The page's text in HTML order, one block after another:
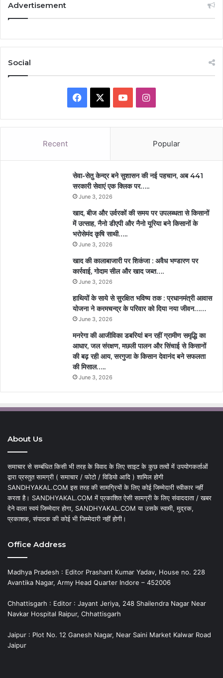
Advertisement
Social
Facebook YouTubeInstagram
Recent Popular
सेवा-सेतु केन्द्र बने सुशासन की नई पहचान, अब 441
सरकारी सेवाएं एक क्लिक पर…..
June 3, 2026
खाद, बीज और उर्वरकों की समय पर उपलब्धता से किसानों
में उत्साह, नैनो डीएपी और नैनो यूरिया बने किसानों के
भरोसेमंद कृषि साथी…..
June 3, 2026
खाद की कालाबाजारी पर शिकंजा : अवैध भण्डारण पर
कार्रवाई, गोदाम सील और खाद जब्त….
June 3, 2026
हाथियों के साये से सुरक्षित भविष्य तक : प्रधानमंत्री आवास
योजना ने करमचन्द्र के परिवार को दिया नया जीवन……
June 3, 2026
मनरेगा की आजीविका डबरियां बन रहीं ग्रामीण समृद्धि का
आधार, जल संरक्षण, मछली पालन और सिंचाई से किसानों
की बढ़ रही आय, सरगुजा के किसान देवानंद बने सफलता
की मिसाल…..
June 3, 2026
About Us
समाचार से सम्बंधित किसी भी तरह के विवाद के लिए साइट के कुछ तत्वों में उपयोगकर्ताओं
द्वारा प्रस्तुत सामग्री ( समाचार / फोटो / विडियो आदि ) शामिल होगी
SANDHYAKAL.COM इस तरह की सामग्रियों के लिए कोई जिम्मेदारी स्वीकार नहीं
करता है। SANDHYAKAL.COM में प्रकाशित ऐसी सामग्री के लिए संवाददाता / खबर
देने वाला स्वयं जिम्मेदार होगा, SANDHYAKAL.COM या उसके स्वामी, मुद्रक,
प्रकाशक, संपादक की कोई भी जिम्मेदारी नहीं होगी।
Office Address
Madhya Pradesh : Editor Prashant Kumar Yadav, House no. 228
Avantika Nagar, Army Head Quarter Indore – 452006
Chhattisgarh : Editor : Jayant Jeriya, 248 Shailendra Nagar Near
Navkar Hospital Raipur, Chhattisgarh
Jaipur : Plot No. 12 Ganesh Nagar, Near Saini Market Kalwar Road
Jaipur